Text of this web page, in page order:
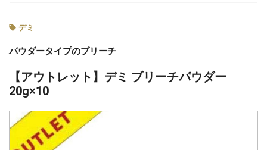
デミ
パウダータイプのブリーチ
【アウトレット】デミ ブリーチパウダー
20g×10